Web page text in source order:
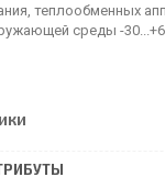
теплообменных
среды -